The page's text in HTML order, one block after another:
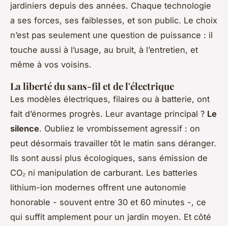
jardiniers depuis des années. Chaque technologie
a ses forces, ses faiblesses, et son public. Le choix
n’est pas seulement une question de puissance : il
touche aussi à l’usage, au bruit, à l’entretien, et
même à vos voisins.
La liberté du sans-fil et de l'électrique
Les modèles électriques, filaires ou à batterie, ont
fait d’énormes progrès. Leur avantage principal ? Le
silence. Oubliez le vrombissement agressif : on
peut désormais travailler tôt le matin sans déranger.
Ils sont aussi plus écologiques, sans émission de
CO₂ ni manipulation de carburant. Les batteries
lithium-ion modernes offrent une autonomie
honorable - souvent entre 30 et 60 minutes -, ce
qui suffit amplement pour un jardin moyen. Et côté